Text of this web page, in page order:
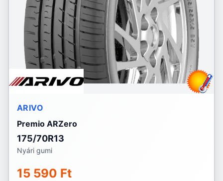
ARIVO
Premio ARZero
175/70R13
Nyári gumi
15 590 Ft